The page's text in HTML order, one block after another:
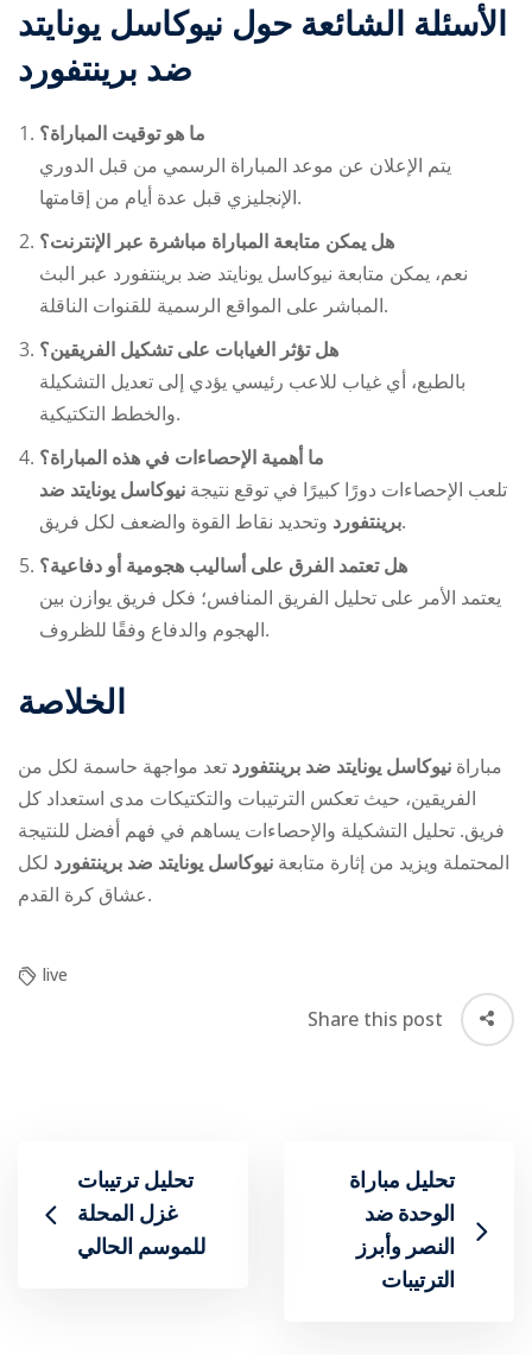
الأسئلة الشائعة حول نيوكاسل يونايتد
ضد برينتفورد
ما هو توقيت المباراة؟
يتم الإعلان عن موعد المباراة الرسمي من قبل الدوري
الإنجليزي قبل عدة أيام من إقامتها.
هل يمكن متابعة المباراة مباشرة عبر الإنترنت؟
نعم، يمكن متابعة نيوكاسل يونايتد ضد برينتفورد عبر البث
المباشر على المواقع الرسمية للقنوات الناقلة.
هل تؤثر الغيابات على تشكيل الفريقين؟
بالطبع، أي غياب للاعب رئيسي يؤدي إلى تعديل التشكيلة
والخطط التكتيكية.
ما أهمية الإحصاءات في هذه المباراة؟
تلعب الإحصاءات دورًا كبيرًا في توقع نتيجة نيوكاسل يونايتد ضد
برينتفوردوتحديد نقاط القوة والضعف لكل فريق.
هل تعتمد الفرق على أساليب هجومية أو دفاعية؟
يعتمد الأمر على تحليل الفريق المنافس؛ فكل فريق يوازن بين
الهجوم والدفاع وفقًا للظروف.
الخلاصة
مباراة نيوكاسل يونايتد ضد برينتفورد تعد مواجهة حاسمة لكل من
الفريقين، حيث تعكس الترتيبات والتكتيكات مدى استعداد كل
فريق. تحليل التشكيلة والإحصاءات يساهم في فهم أفضل للنتيجة
المحتملة ويزيد من إثارة متابعة نيوكاسل يونايتد ضد برينتفورد لكل
عشاق كرة القدم.
live
Share this post
تحليل ترتيبات
غزل المحلة
للموسم الحالي
تحليل مباراة
الوحدة ضد
النصر وأبرز
الترتيبات